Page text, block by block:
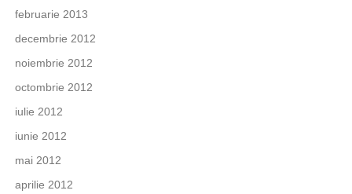
februarie 2013
decembrie 2012
noiembrie 2012
octombrie 2012
iulie 2012
iunie 2012
mai 2012
aprilie 2012